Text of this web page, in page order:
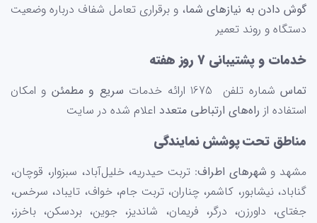
گوش دادن به نیازهای شما، و برقراری تعامل شفاف درباره وضعیت
دستگاه و روند تعمیر
خدمات و پشتیبانی 7 روز هفته
تماسشماره تلفن 1675 ارائه خدمات سریع و مطمئن و امکان
استفاده از راه‌های ارتباطی متعدد اعلام شده در سایت
مناطق تحت پوشش نمایندگی
مشهد و شهرهای اطراف: تربت حیدریه، خلیل‌آباد، سبزوار، قوچان،
گناباد، نیشابور، کاشمر، چناران، تربت جام، خواف، تایباد، سرخس،
جغتای، داورزن، درگر، فریمان، شاندیز، جوین، بردسکن، باخرز،